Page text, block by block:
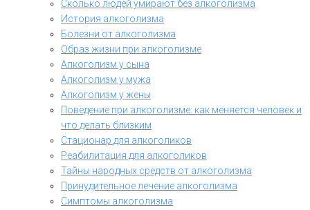
Сколько людей умирают без алкоголизма
История алкоголизма
Болезни от алкоголизма
Образ жизни при алкоголизме
Алкоголизм у сына
Алкоголизм у мужа
Алкоголизм у жены
Поведение при алкоголизме: как меняется человек и
что делать близким
Стационар для алкоголиков
Реабилитация для алкоголиков
Тайны народных средств от алкоголизма
Принудительное лечение алкоголизма
Симптомы алкоголизма